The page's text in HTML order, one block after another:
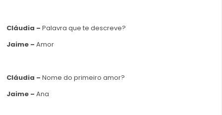
Cláudia – Palavra que te descreve?
Jaime – Amor
Cláudia – Nome do primeiro amor?
Jaime – Ana